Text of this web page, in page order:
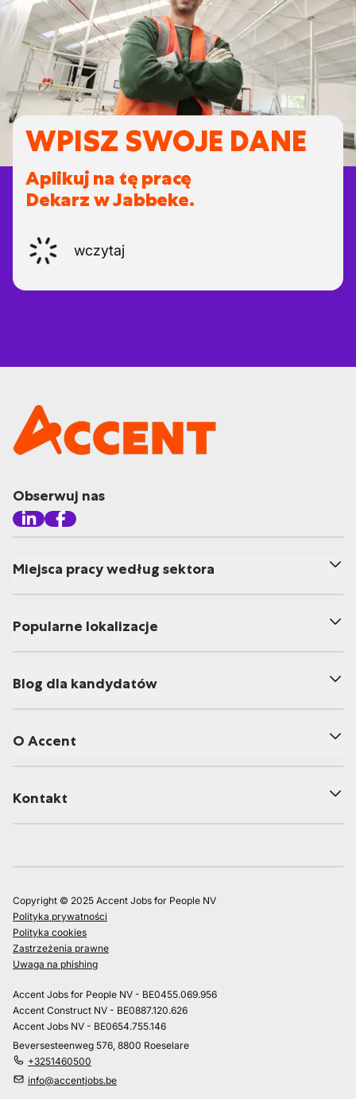
WPISZ SWOJE DANE
Aplikuj na tę pracę
Dekarz w Jabbeke.
wczytaj
Obserwuj nas
Miejsca pracy według sektora
Popularne lokalizacje
Blog dla kandydatów
O Accent
Kontakt
Copyright © 2025 Accent Jobs for People NV
Polityka prywatności
Polityka cookies
Zastrzeżenia prawne
Uwaga na phishing
Accent Jobs for People NV - BE0455.069.956
Accent Construct NV - BE0887.120.626
Accent Jobs NV - BE0654.755.146
Beversesteenweg 576, 8800 Roeselare
+3251460500
info@accentjobs.be